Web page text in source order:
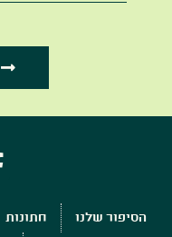
הסיפור שלנו חתונות